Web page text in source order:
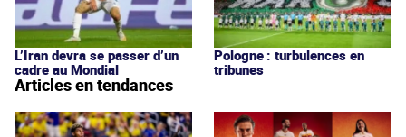
L’Iran devra se passer d’un
cadre au Mondial
Pologne : turbulences en
tribunes
Articles en tendances